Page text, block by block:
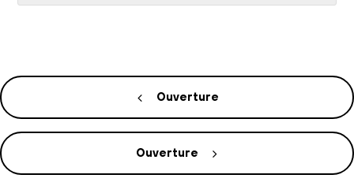
Ouverture
Ouverture